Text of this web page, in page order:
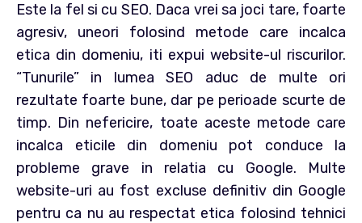
Este la fel si cu SEO. Daca vrei sa joci tare, foarte
agresiv, uneori folosind metode care incalca
etica din domeniu, iti expui website-ul riscurilor.
“Tunurile” in lumea SEO aduc de multe ori
rezultate foarte bune, dar pe perioade scurte de
timp. Din nefericire, toate aceste metode care
incalca eticile din domeniu pot conduce la
probleme grave in relatia cu Google. Multe
website-uri au fost excluse definitiv din Google
pentru ca nu au respectat etica folosind tehnici